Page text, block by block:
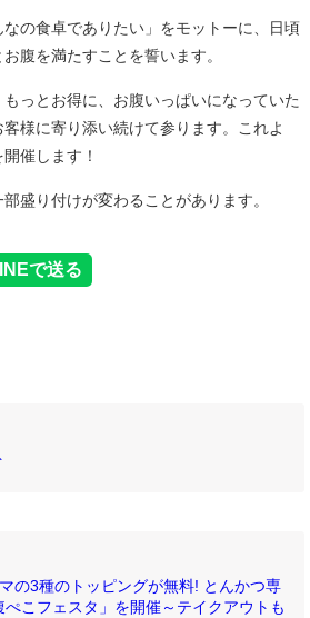
の食卓でありたい」をモットーに、日頃
腹を満たすことを誓います。
っとお得に、お腹いっぱいになっていた
様に寄り添い続けて参ります。これよ
催します！
盛り付けが変わることがあります。
の3種のトッピングが無料! とんかつ専
こフェスタ」を開催～テイクアウトも